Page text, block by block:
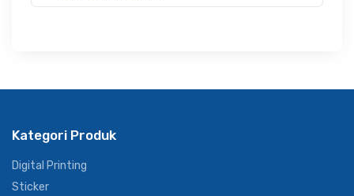
Kategori Produk
Digital Printing
Sticker